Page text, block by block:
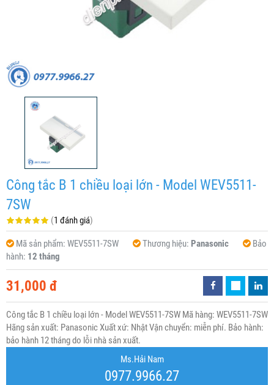
Công tắc B 1 chiều loại lớn - Model WEV5511-
7SW
(1 đánh giá)
Mã sản phẩm: WEV5511-7SW Thương hiệu: Panasonic
Bảo
hành: 12 tháng
31,000 đ
Công tắc B 1 chiều loại lớn - Model WEV5511-7SW Mã hàng: WEV5511-7SW
Hãng sản xuất: Panasonic Xuất xứ: Nhật Vận chuyển: miễn phí. Bảo hành:
bảo hành 12 tháng do lỗi nhà sản xuất.
Ms.Hải Nam
0977.9966.27